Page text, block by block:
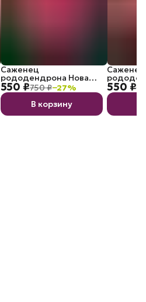
550 ₽750 ₽−27%
Саженец
рододендрона Нова
Зембла P9
В корзину
550 ₽
Саженец